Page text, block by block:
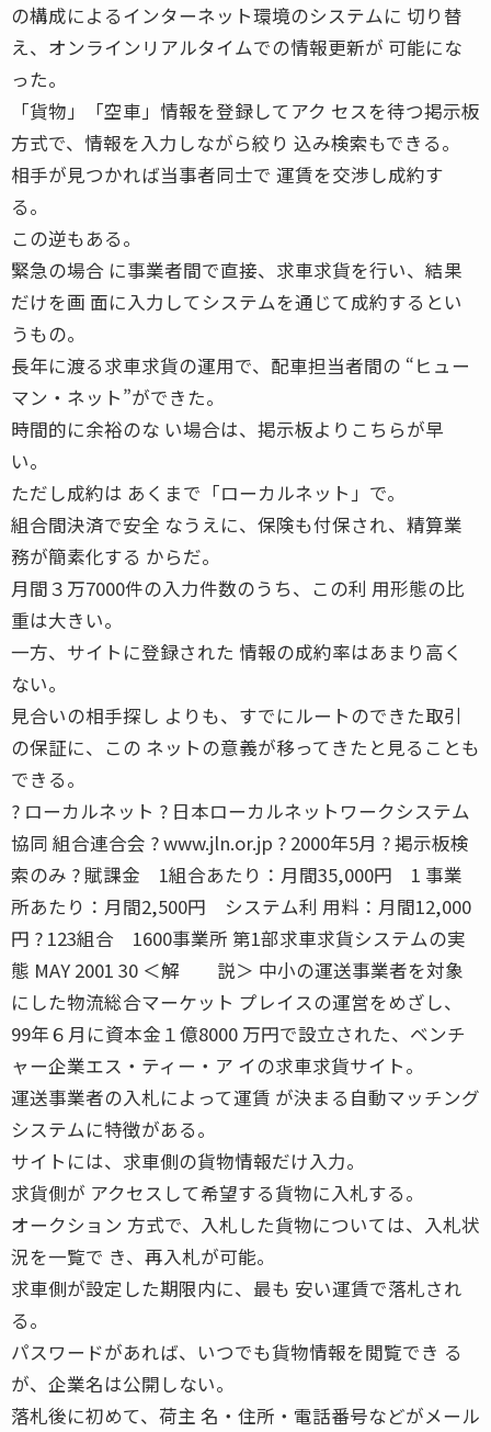
の構成によるインターネット環境のシステムに 切り替
え、オンラインリアルタイムでの情報更新が 可能にな
った。
「貨物」「空車」情報を登録してアク セスを待つ掲示板
方式で、情報を入力しながら絞り 込み検索もできる。
相手が見つかれば当事者同士で 運賃を交渉し成約す
る。
この逆もある。
緊急の場合 に事業者間で直接、求車求貨を行い、結果
だけを画 面に入力してシステムを通じて成約するとい
うもの。
長年に渡る求車求貨の運用で、配車担当者間の “ヒュー
マン・ネット”ができた。
時間的に余裕のな い場合は、掲示板よりこちらが早
い。
ただし成約は あくまで「ローカルネット」で。
組合間決済で安全 なうえに、保険も付保され、精算業
務が簡素化する からだ。
月間３万7000件の入力件数のうち、この利 用形態の比
重は大きい。
一方、サイトに登録された 情報の成約率はあまり高く
ない。
見合いの相手探し よりも、すでにルートのできた取引
の保証に、この ネットの意義が移ってきたと見ることも
できる。
? ローカルネット ? 日本ローカルネットワークシステム
協同 組合連合会 ? www.jln.or.jp ? 2000年5月 ? 掲示板検
索のみ ? 賦課金 1組合あたり：月間35,000円 1 事業
所あたり：月間2,500円 システム利 用料：月間12,000
円 ? 123組合 1600事業所 第1部求車求貨システムの実
態 MAY 2001 30 ＜解 説＞ 中小の運送事業者を対象
にした物流総合マーケット プレイスの運営をめざし、
99年６月に資本金１億8000 万円で設立された、ベンチ
ャー企業エス・ティー・ア イの求車求貨サイト。
運送事業者の入札によって運賃 が決まる自動マッチング
システムに特徴がある。
サイトには、求車側の貨物情報だけ入力。
求貨側が アクセスして希望する貨物に入札する。
オークション 方式で、入札した貨物については、入札状
況を一覧で き、再入札が可能。
求車側が設定した期限内に、最も 安い運賃で落札され
る。
パスワードがあれば、いつでも貨物情報を閲覧でき る
が、企業名は公開しない。
落札後に初めて、荷主 名・住所・電話番号などがメール